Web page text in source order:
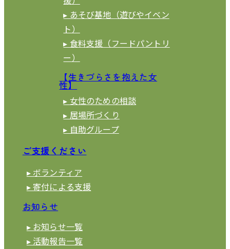
▸ あそび基地（遊びやイベン
ト）
▸ 食料支援（フードパントリ
ー）
【生きづらさを抱えた女
性】
▸ 女性のための相談
▸ 居場所づくり
▸ 自助グループ
ご支援ください
▸ ボランティア
▸ 寄付による支援
お知らせ
▸ お知らせ一覧
▸ 活動報告一覧